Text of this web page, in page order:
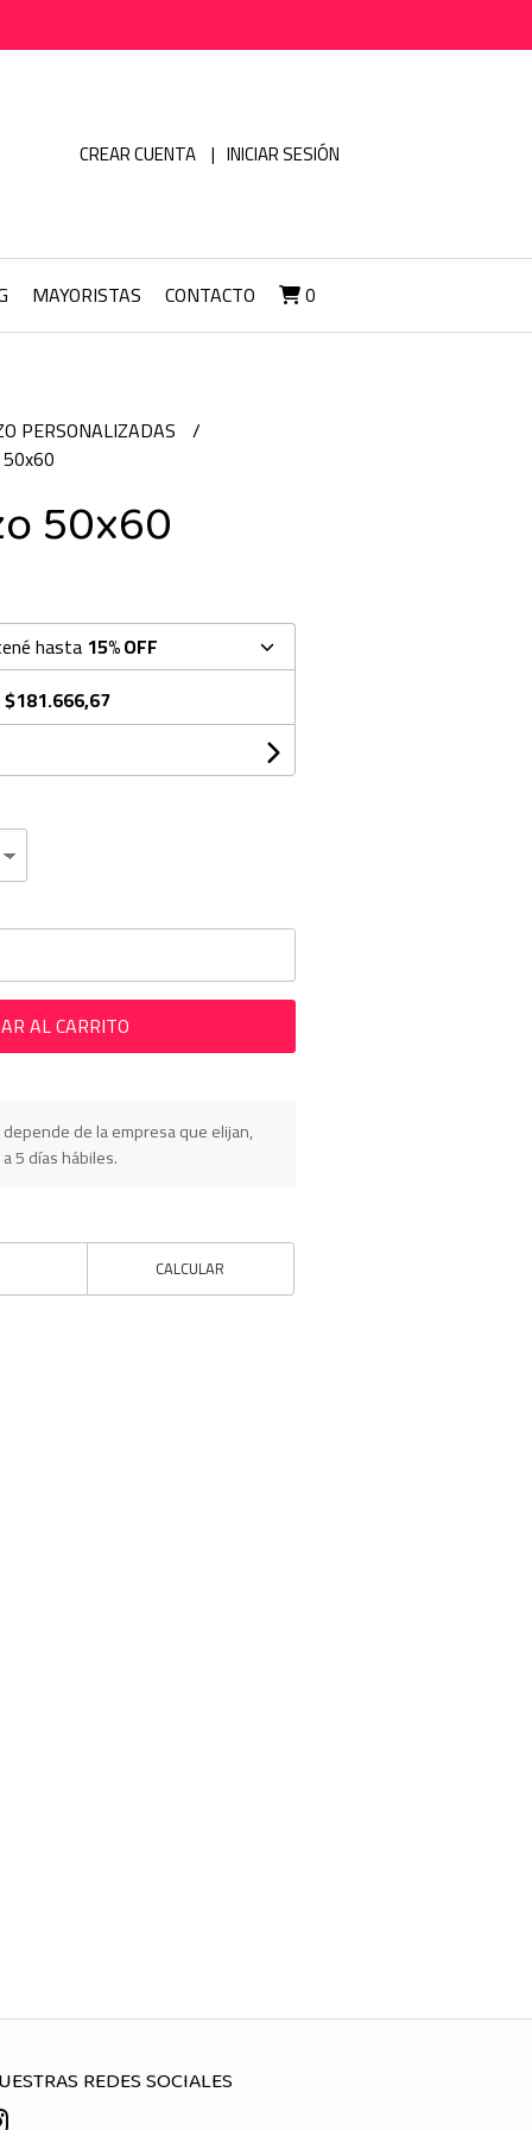
CREAR CUENTA INICIAR SESIÓN
MAYORISTAS CONTACTO 0
PERSONALIZADAS
50x60
hasta 15% OFF
$181.666,67
AL CARRITO
de la empresa que elijan,
5 días hábiles.
CALCULAR
REDES SOCIALES